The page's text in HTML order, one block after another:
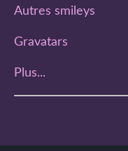
Autres smileys
Gravatars
Plus...